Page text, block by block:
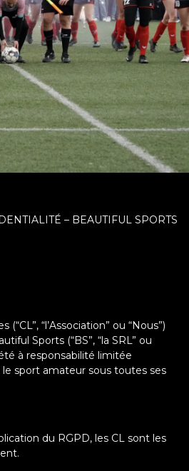
– BEAUTIFUL SPORTS
“l’Association” ou “Nous”)
Sports (“BS”, “la SRL” ou
à responsabilité limitée
sport amateur sous toutes ses
du RGPD, les CL sont les